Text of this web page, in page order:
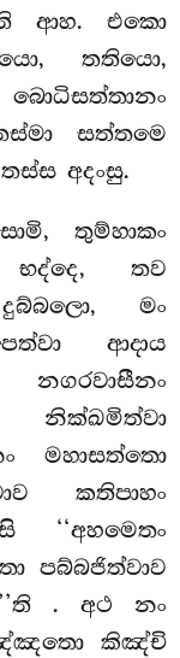
ආහ. එකො
තතියො,
සත්තමෙ
අදංසු.
තුම්හාකං
භද්දෙ, තව
මං
ආදාය
නික්ඛමිත්වා
මහාසත්තො
කතිපාහං
‘‘අහමෙතං
පබ්බජිත්වාව
. අථ නං
කිඤ්චි